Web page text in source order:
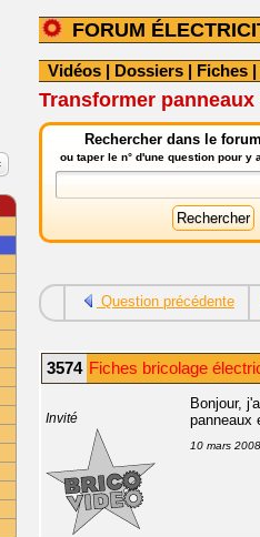
FORUM
Vidéos | Dossiers | Fiches |
Transformer
Rechercher dans le
ou taper le n° d'une question pour y
Question précédente
3574 Fiches bricolage
Invité
Bonjour,
panneaux
10 mars